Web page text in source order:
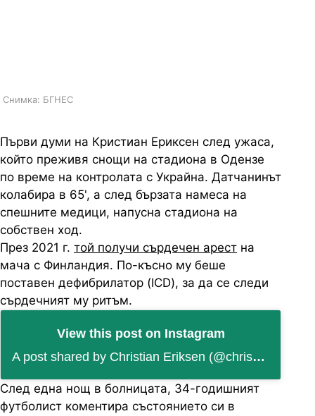
Снимка: БГНЕС
Първи думи на Кристиан Ериксен след ужаса,
който преживя снощи на стадиона в Одензе
по време на контролата с Украйна. Датчанинът
колабира в 65', а след бързата намеса на
спешните медици, напусна стадиона на
собствен ход.
През 2021 г. той получи сърдечен арест на
мача с Финландия. По-късно му беше
поставен дефибрилатор (ICD), за да се следи
сърдечният му ритъм.
View this post on Instagram
A post shared by Christian Eriksen (@chriseriksen8)
След една нощ в болницата, 34-годишният
футболист коментира състоянието си в